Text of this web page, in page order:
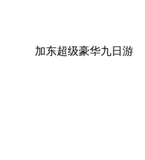
加东超级豪华九日游